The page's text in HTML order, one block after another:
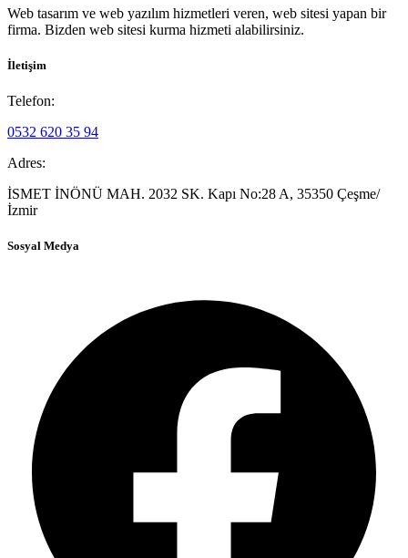
Web tasarım ve web yazılım hizmetleri veren, web sitesi yapan bir
firma. Bizden web sitesi kurma hizmeti alabilirsiniz.
İletişim
Telefon:
0532 620 35 94
Adres:
İSMET İNÖNÜ MAH. 2032 SK. Kapı No:28 A, 35350 Çeşme/
İzmir
Sosyal Medya